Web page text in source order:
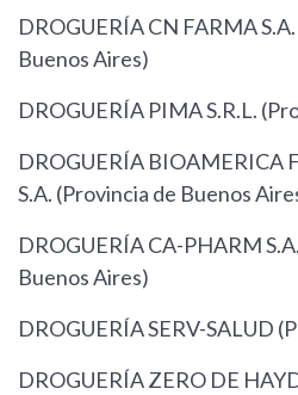
DROGUERÍA CN FARMA
Buenos Aires)
DROGUERÍA PIMA S.R.L.
DROGUERÍA BIOAMERICA
S.A. (Provincia de Buenos
DROGUERÍA CA-PHARM
Buenos Aires)
DROGUERÍA SERV-SALUD
DROGUERÍA ZERO DE